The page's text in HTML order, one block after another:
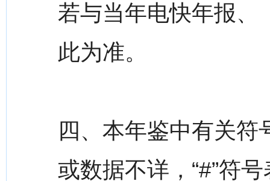
若与当年电快年报、
此为准。
四、本年鉴中有关符
或数据不详，“#”符